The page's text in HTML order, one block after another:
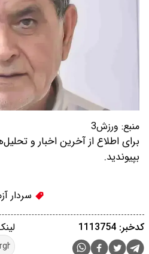
منبع: ورزش3
برای اطلاع از آخرین اخبار و
بپیوندید.
سردار
کدخبر: 1113754